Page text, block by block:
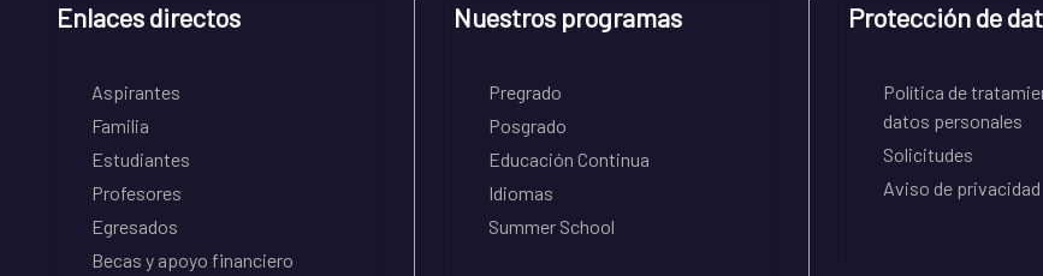
Enlaces directos
Aspirantes
Familia
Estudiantes
Profesores
Egresados
Becas y apoyo financiero
Nuestros programas
Pregrado
Posgrado
Educación Continua
Idiomas
Summer School
Protección de
Política de
datos personales
Solicitudes
Aviso de privacidad